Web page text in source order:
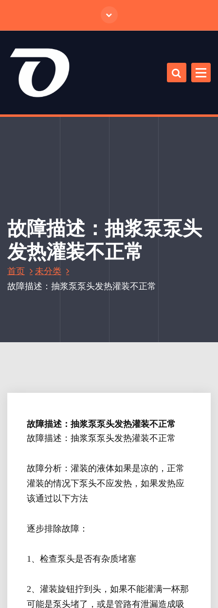
正
故障描述：抽浆泵泵头
发热灌装不正常
首页
未分类
故障描述：抽浆泵泵头发热灌装不正常
故障描述：抽浆泵泵头发热灌装不正常
故障描述：抽浆泵泵头发热灌装不正常
故障分析：灌装的液体如果是凉的，正常
灌装的情况下泵头不应发热，如果发热应
该通过以下方法
逐步排除故障：
1、检查泵头是否有杂质堵塞
2、灌装旋钮拧到头，如果不能灌满一杯那
可能是泵头堵了，或是管路有泄漏造成吸